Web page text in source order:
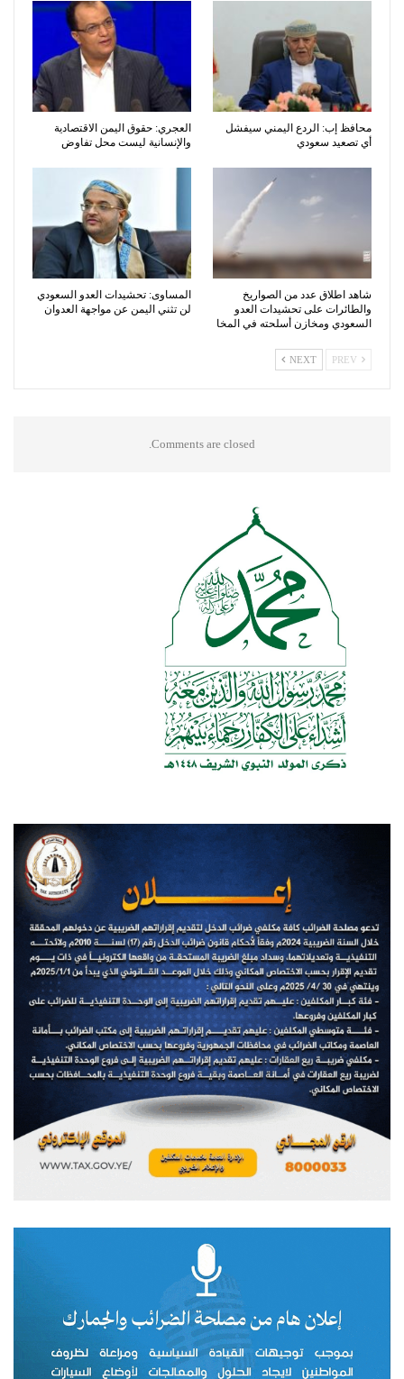
محافظ إب: الردع اليمني سيفشل
أي تصعيد سعودي
العجري: حقوق اليمن الاقتصادية
والإنسانية ليست محل تفاوض
شاهد اطلاق عدد من الصواريخ
والطائرات على تحشيدات العدو
السعودي ومخازن أسلحته في المخا
المساوى: تحشيدات العدو السعودي
لن تثني اليمن عن مواجهة العدوان
NEXT
Comments are closed.